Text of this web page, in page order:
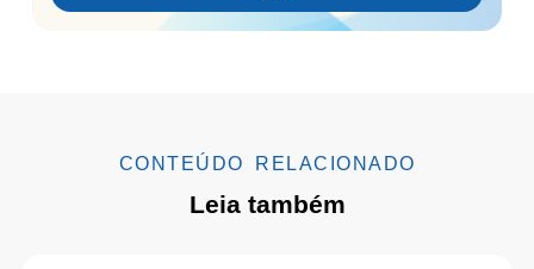
CONTEÚDO RELACIONADO
Leia também